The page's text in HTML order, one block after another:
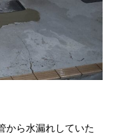
から水漏れしていた